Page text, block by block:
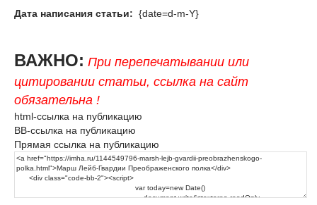
Дата написания статьи: {date=d-m-Y}
ВАЖНО: При перепечатывании или
цитировании статьи, ссылка на сайт
обязательна !
html-ссылка на публикацию
BB-ссылка на публикацию
Прямая ссылка на публикацию